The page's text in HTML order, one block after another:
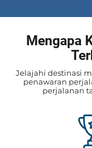
Mengapa
Jelajahi destinasi
penawaran
perjalanan